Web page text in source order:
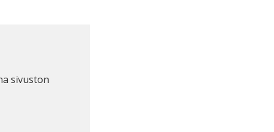
sivuston